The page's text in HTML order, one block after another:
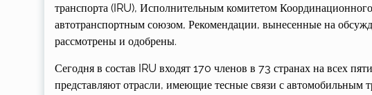
транспорта (IRU), Исполнительным комитетом
автотранспортным союзом, Рекомендации, вынесенные на
рассмотрены и одобрены.
Сегодня в состав IRU входят 170 членов в 73 странах на всех
представляют отрасли, имеющие тесные связи с автомобильным